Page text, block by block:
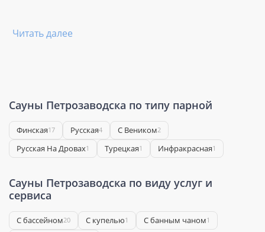
Читать далее
Сауны Петрозаводска по типу парной
Финская17 Русская4 С Веником2
Русская На Дровах1 Турецкая1 Инфракрасная1
Сауны Петрозаводска по виду услуг и
сервиса
С бассейном20 С купелью1 С банным чаном1